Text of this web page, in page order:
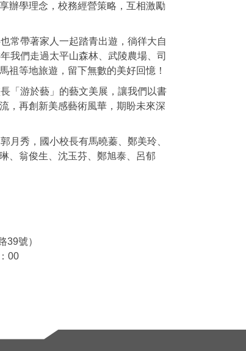
辦學理念，校務經營策略，互相激勵
常帶著家人一起踏青出遊，徜徉大自
我們走過太平山森林、武陵農場、司
祖等地旅遊，留下無數的美好回憶！
「游於藝」的藝文美展，讓我們以書
，再創新美感藝術風華，期盼未來深
月秀，國小校長有馬曉蓁、鄭美玲、
、翁俊生、沈玉芬、鄭旭泰、呂郁
39號）
00